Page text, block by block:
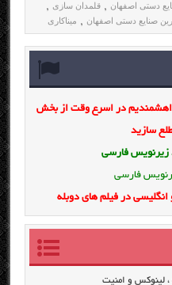
دستی اصفهان , قلمدان سازی ,
صنایع دستی اصفهان , میناکاری
در اسرع وقت از بخش
سازید
زیرنویس فارسی
فارسی
در فیلم های دوبله